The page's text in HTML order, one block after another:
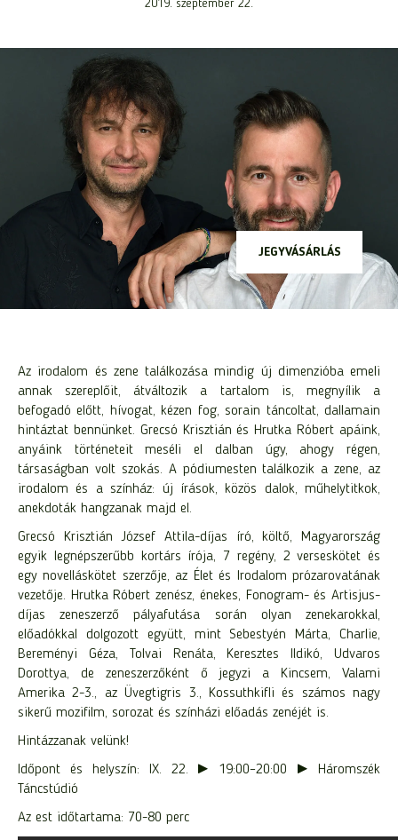
2019. szeptember 22.
JEGYVÁSÁRLÁS
Az irodalom és zene találkozása mindig új dimenzióba emeli
annak szereplőit, átváltozik a tartalom is, megnyílik a
befogadó előtt, hívogat, kézen fog, sorain táncoltat, dallamain
hintáztat bennünket. Grecsó Krisztián és Hrutka Róbert apáink,
anyáink történeteit meséli el dalban úgy, ahogy régen,
társaságban volt szokás. A pódiumesten találkozik a zene, az
irodalom és a színház: új írások, közös dalok, műhelytitkok,
anekdoták hangzanak majd el.
Grecsó Krisztián József Attila-díjas író, költő, Magyarország
egyik legnépszerűbb kortárs írója, 7 regény, 2 verseskötet és
egy novelláskötet szerzője, az Élet és Irodalom prózarovatának
vezetője. Hrutka Róbert zenész, énekes, Fonogram- és Artisjus-
díjas zeneszerző pályafutása során olyan zenekarokkal,
előadókkal dolgozott együtt, mint Sebestyén Márta, Charlie,
Bereményi Géza, Tolvai Renáta, Keresztes Ildikó, Udvaros
Dorottya, de zeneszerzőként ő jegyzi a Kincsem, Valami
Amerika 2-3., az Üvegtigris 3., Kossuthkifli és számos nagy
sikerű mozifilm, sorozat és színházi előadás zenéjét is.
Hintázzanak velünk!
Időpont és helyszín: IX. 22. ► 19:00–20:00 ► Háromszék
Táncstúdió
Az est időtartama: 70-80 perc